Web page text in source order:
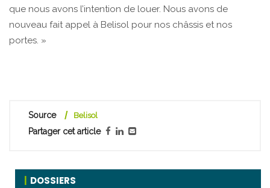
que nous avons l’intention de louer. Nous avons de
nouveau fait appel à Belisol pour nos châssis et nos
portes. »
Source Belisol
Partager cet article
DOSSIERS